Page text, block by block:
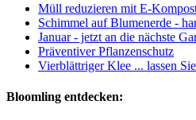
Müll reduzieren mit E-
Schimmel auf Blumenerde -
Januar - jetzt an die nächste
Präventiver Pflanzenschutz
Vierblättriger Klee ... lassen
Bloomling entdecken: